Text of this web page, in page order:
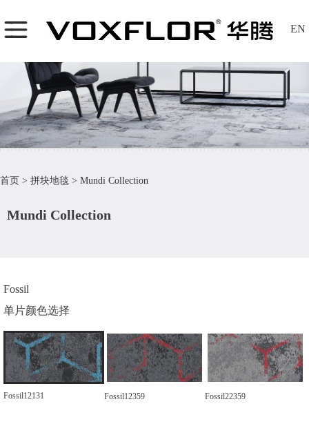
EN
首页 > 拼块地毯 > Mundi Collection
Mundi Collection
Fossil
单片颜色选择
Fossil12131 Fossil12359 Fossil22359